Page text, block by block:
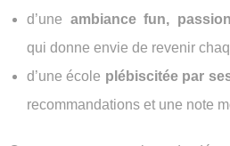
d’une ambiance fun,
qui donne envie de revenir
d’une école plébiscitée par
recommandations et une note